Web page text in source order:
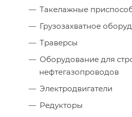
Такелажные
Грузозахватное
Траверсы
Оборудование для
нефтегазопроводов
Электродвигатели
Редукторы